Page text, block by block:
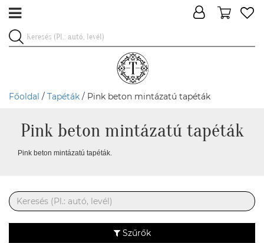
Főoldal / Tapéták / Pink beton mintázatú tapéták
Pink beton mintázatú tapéták
Pink beton mintázatú tapéták.
Szűrők